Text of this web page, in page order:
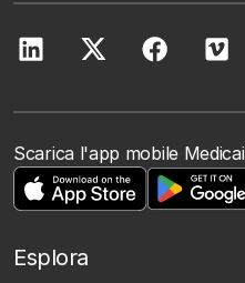
Scarica l'app mobile Medicai
Esplora